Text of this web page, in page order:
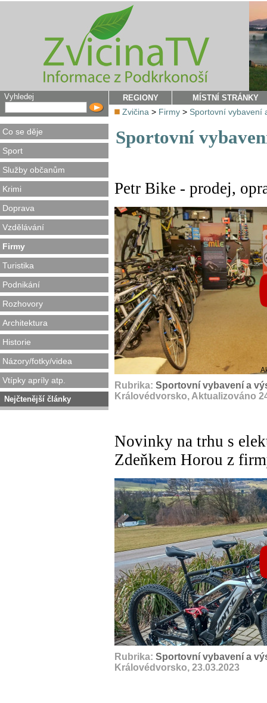
Vyhledej
Co se děje
Sport
Služby občanům
Krimi
Doprava
Vzdělávání
Firmy
Turistika
Podnikání
Rozhovory
Architektura
Historie
Názory/fotky/videa
Vtípky apríly atp.
Nejčtenější články
REGIONY MÍSTNÍ STRÁNKY
Zvičina > Firmy > Sportovní vybavení
Sportovní
Petr Bike - prodej,
Rubrika: Sportovní vybavení a
Královédvorsko, Aktualizováno
Novinky na trhu s
Zdeňkem Horou z
Rubrika: Sportovní vybavení a
Královédvorsko, 23.03.2023